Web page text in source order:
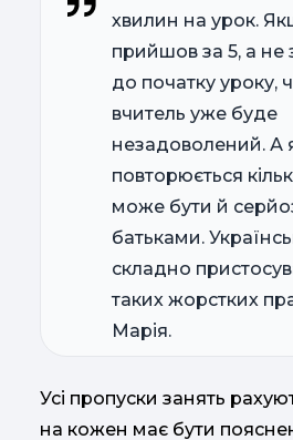
хвилин на урок.
прийшов за 5, а не
до початку уроку,
вчитель уже буде
незадоволений. А
повторюється
може бути й
батьками.
складно
таких жорстких
Марія.
Усі пропуски занять
на кожен має бути